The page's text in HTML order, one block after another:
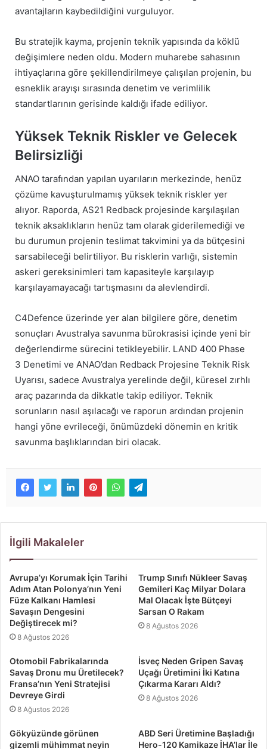
avantajların kaybedildiğini vurguluyor.
Bu stratejik kayma, projenin teknik yapısında da köklü
değişimlere neden oldu. Modern muharebe sahasının
ihtiyaçlarına göre şekillendirilmeye çalışılan projenin, bu
esneklik arayışı sırasında denetim ve verimlilik
standartlarının gerisinde kaldığı ifade ediliyor.
Yüksek Teknik Riskler ve Gelecek
Belirsizliği
ANAO tarafından yapılan uyarıların merkezinde, henüz
çözüme kavuşturulmamış yüksek teknik riskler yer
alıyor. Raporda, AS21 Redback projesinde karşılaşılan
teknik aksaklıkların henüz tam olarak giderilemediği ve
bu durumun projenin teslimat takvimini ya da bütçesini
sarsabileceği belirtiliyor. Bu risklerin varlığı, sistemin
askeri gereksinimleri tam kapasiteyle karşılayıp
karşılayamayacağı tartışmasını da alevlendirdi.
C4Defence üzerinde yer alan bilgilere göre, denetim
sonuçları Avustralya savunma bürokrasisi içinde yeni bir
değerlendirme sürecini tetikleyebilir. LAND 400 Phase
3 Denetimi ve ANAO’dan Redback Projesine Teknik Risk
Uyarısı, sadece Avustralya yerelinde değil, küresel zırhlı
araç pazarında da dikkatle takip ediliyor. Teknik
sorunların nasıl aşılacağı ve raporun ardından projenin
hangi yöne evrileceği, önümüzdeki dönemin en kritik
savunma başlıklarından biri olacak.
İlgili Makaleler
Avrupa’yı Korumak İçin Tarihi
Adım Atan Polonya’nın Yeni
Füze Kalkanı Hamlesi
Savaşın Dengesini
Değiştirecek mi?
8 Ağustos 2026
Trump Sınıfı Nükleer Savaş
Gemileri Kaç Milyar Dolara
Mal Olacak İşte Bütçeyi
Sarsan O Rakam
8 Ağustos 2026
Otomobil Fabrikalarında
Savaş Dronu mu Üretilecek?
Fransa’nın Yeni Stratejisi
Devreye Girdi
8 Ağustos 2026
İsveç Neden Gripen Savaş
Uçağı Üretimini İki Katına
Çıkarma Kararı Aldı?
8 Ağustos 2026
Gökyüzünde görünen
gizemli mühimmat neyin
ABD Seri Üretimine Başladığı
Hero-120 Kamikaze İHA’lar İle